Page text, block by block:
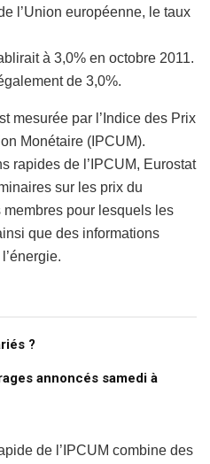
l’Union européenne, le taux
à 3,0% en octobre 2011.
de 3,0%.
mesurée par l’Indice des Prix
Monétaire (IPCUM).
rapides de l’IPCUM, Eurostat
sur les prix du
pour lesquels les
que des informations
?
annoncés samedi à
de l’IPCUM combine des